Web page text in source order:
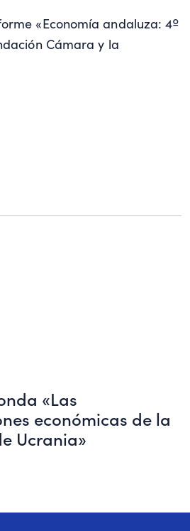
«Economía andaluza: 4º
Cámara y la
«Las
económicas de la
Ucrania»